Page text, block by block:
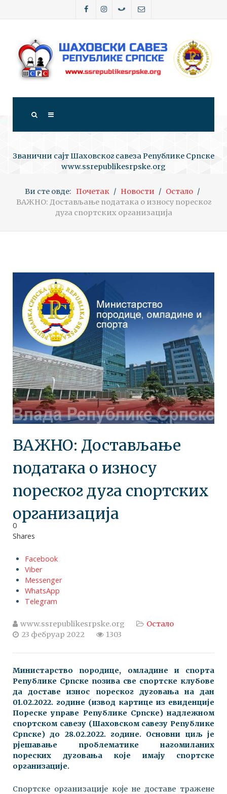
Званични сајт Шаховског савеза Републике Српске
www.ssrepublikesrpske.org
Ви сте овде: Почетак Новости
Остало
ВАЖНО: Достављање података о износу пореског
дуга спортских организација
ВАЖНО: Достављање
података о износу
пореског дуга спортских
организација
0
Shares
Facebook
Viber
Messenger
WhatsApp
Telegram
www.ssrepublikesrpske.org
Остало
23 фебруар 2022
1303
Министарство породице, омладине и спорта
Републике Српске позива све спортске клубове
да доставе износ пореског дуговања на дан
01.02.2022. године (извод картице из евиденције
Пореске управе Републике Српске) надлежном
спортском савезу (Шаховском савезу Републике
Српске) до 28.02.2022. године. Основни циљ је
рјешавање проблематике нагомиланих
пореских дуговања које имају спортске
организације.
Спортске организације које не доставе тражене